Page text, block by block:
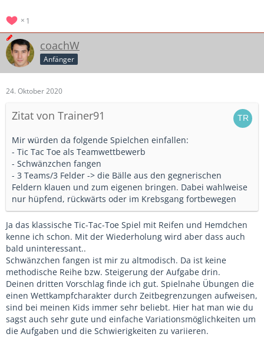
1
coachW
Anfänger
24. Oktober 2020
Zitat von Trainer91
Mir würden da folgende Spielchen einfallen:
- Tic Tac Toe als Teamwettbewerb
- Schwänzchen fangen
- 3 Teams/3 Felder -> die Bälle aus den gegnerischen
Feldern klauen und zum eigenen bringen. Dabei wahlweise
nur hüpfend, rückwärts oder im Krebsgang fortbewegen
Ja das klassische Tic-Tac-Toe Spiel mit Reifen und Hemdchen
kenne ich schon. Mit der Wiederholung wird aber dass auch
bald uninteressant..
Schwänzchen fangen ist mir zu altmodisch. Da ist keine
methodische Reihe bzw. Steigerung der Aufgabe drin.
Deinen dritten Vorschlag finde ich gut. Spielnahe Übungen die
einen Wettkampfcharakter durch Zeitbegrenzungen aufweisen,
sind bei meinen Kids immer sehr beliebt. Hier hat man wie du
sagst auch sehr gute und einfache Variationsmöglichkeiten um
die Aufgaben und die Schwierigkeiten zu variieren.